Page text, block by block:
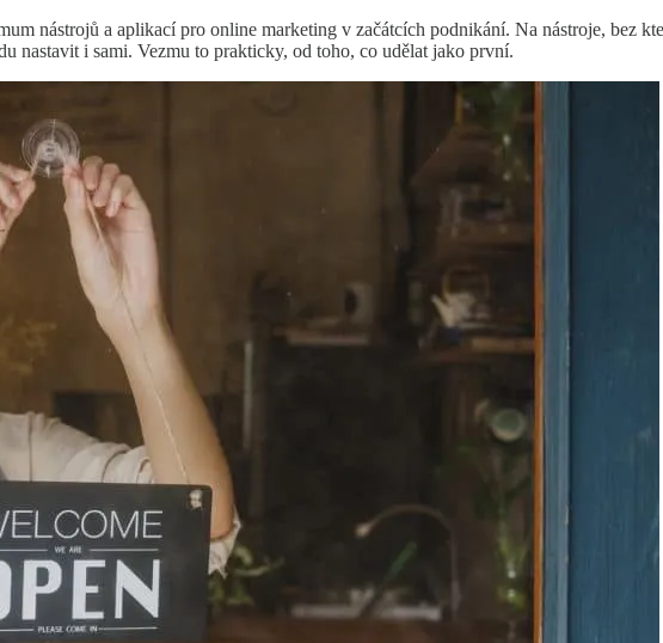
nástrojů a aplikací pro online marketing v začátcích podnikání. Na nástroje, bez
nastavit i sami. Vezmu to prakticky, od toho, co udělat jako první.